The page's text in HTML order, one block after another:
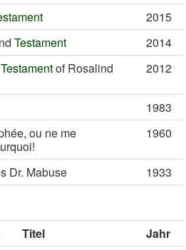
2015
Testament
2014
Testamentof Rosalind
2012
1983
ou ne me
1960
Dr. Mabuse
1933
Titel
Jahr